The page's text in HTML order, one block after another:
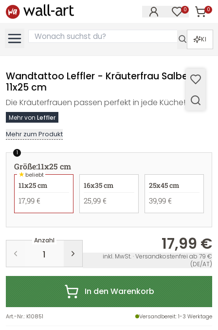
0 0
KI
Wandtattoo Leffler - Kräuterfrau Salbei -
11x25 cm
Die Kräuterfrauen passen perfekt in jede Küche!
Mehr von Leffler
Mehr zum Produkt
1
Größe:11x25 cm
★beliebt
11x25 cm
17,99 €
16x35 cm
25,99 €
25x45 cm
39,99 €
Anzahl 17,99 €
inkl. MwSt. · Versandkostenfrei ab 79 €
(DE/AT)
In den Warenkorb
Art.-Nr.: K10851 Versandbereit: 1-3 Werktage